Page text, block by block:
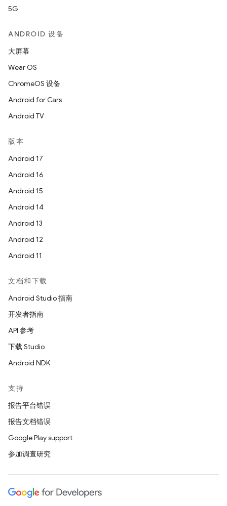
5G
ANDROID 设备
大屏幕
Wear OS
ChromeOS 设备
Android for Cars
Android TV
版本
Android 17
Android 16
Android 15
Android 14
Android 13
Android 12
Android 11
文档和下载
Android Studio 指南
开发者指南
API 参考
下载 Studio
Android NDK
支持
报告平台错误
报告文档错误
Google Play support
参加调查研究